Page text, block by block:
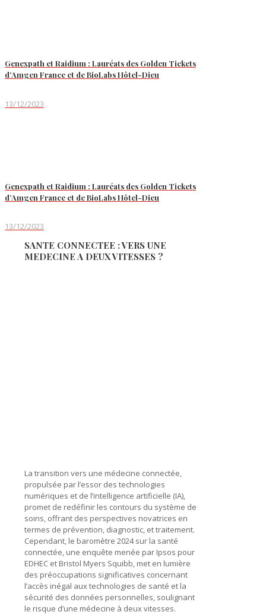
Genexpath et Raidium : Lauréats des Golden Tickets
d’Amgen France et de BioLabs Hôtel-Dieu
13/12/2023
Genexpath et Raidium : Lauréats des Golden Tickets
d’Amgen France et de BioLabs Hôtel-Dieu
13/12/2023
SANTE CONNECTEE : VERS UNE
MEDECINE A DEUX VITESSES ?
La transition vers une médecine connectée,
propulsée par l’essor des technologies
numériques et de l’intelligence artificielle (IA),
promet de redéfinir les contours du système de
soins, offrant des perspectives novatrices en
termes de prévention, diagnostic, et traitement.
Cependant, le baromètre 2024 sur la santé
connectée, une enquête menée par Ipsos pour
EDHEC et Bristol Myers Squibb, met en lumière
des préoccupations significatives concernant
l’accès inégal aux technologies de santé et la
sécurité des données personnelles, soulignant
le risque d’une médecine à deux vitesses.